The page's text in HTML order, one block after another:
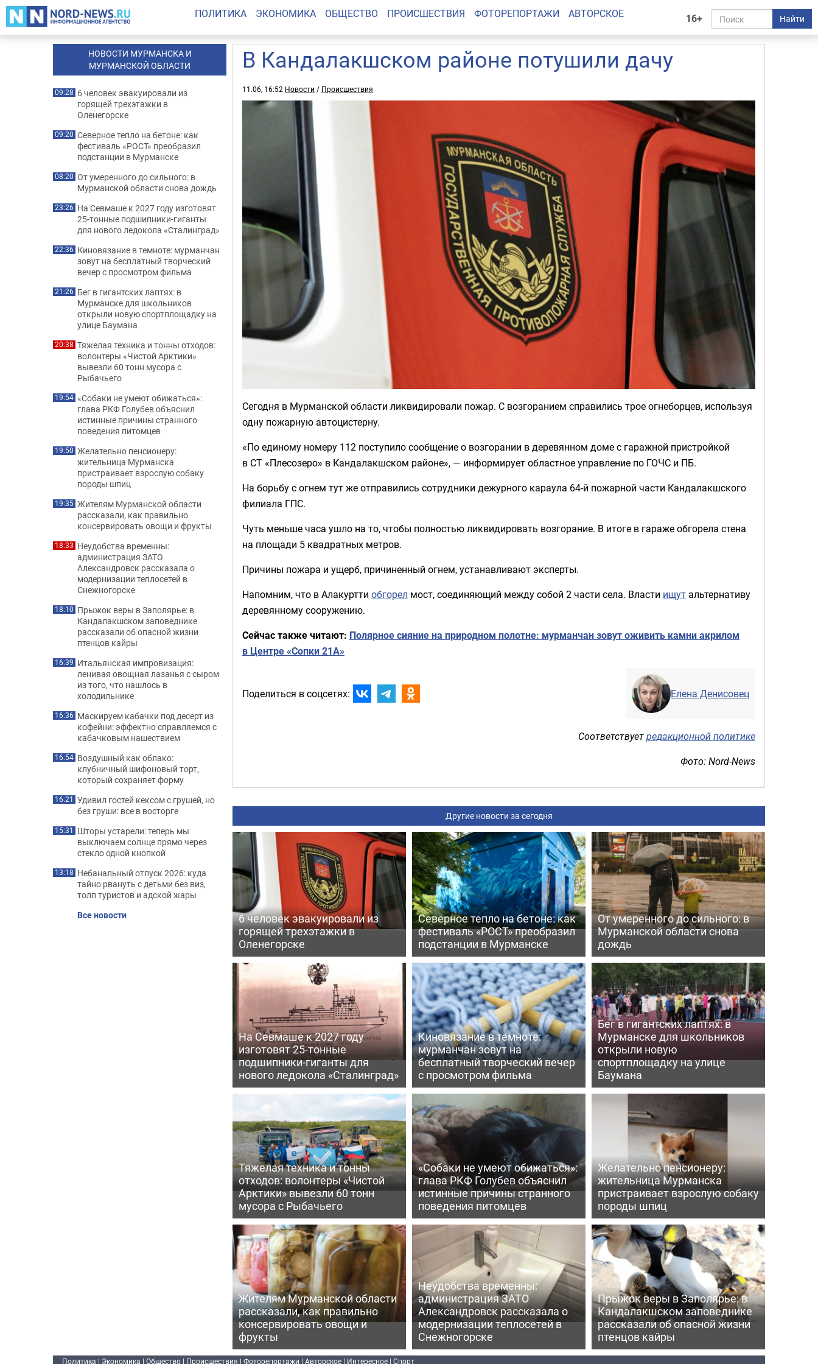
16+ Найти
ПОЛИТИКА ЭКОНОМИКА ОБЩЕСТВО ПРОИСШЕСТВИЯ ФОТОРЕПОРТАЖИ АВТОРСКОЕ
В Кандалакшском районе потушили дачу
11.06, 16:52 Новости / Происшествия
Сегодня в Мурманской области ликвидировали пожар. С возгоранием справились трое огнеборцев, используя
одну пожарную автоцистерну.
«По единому номеру 112 поступило сообщение о возгорании в деревянном доме с гаражной пристройкой
в СТ «Плесозеро» в Кандалакшском районе», — информирует областное управление по ГОЧС и ПБ.
На борьбу с огнем тут же отправились сотрудники дежурного караула 64-й пожарной части Кандалакшского
филиала ГПС.
Чуть меньше часа ушло на то, чтобы полностью ликвидировать возгорание. В итоге в гараже обгорела стена
на площади 5 квадратных метров.
Причины пожара и ущерб, причиненный огнем, устанавливают эксперты.
Напомним, что в Алакуртти обгорел мост, соединяющий между собой 2 части села. Власти ищут альтернативу
деревянному сооружению.
Сейчас также читают: Полярное сияние на природном полотне: мурманчан зовут оживить камни акрилом
в Центре «Сопки 21А»
Поделиться в соцсетях: Елена Денисовец
Соответствуетредакционной политике
Фото: Nord-News
Другие новости за сегодня
6 человек эвакуировали из
горящей трехэтажки в
Оленегорске
Северное тепло на бетоне: как
фестиваль «РОСТ» преобразил
подстанции в Мурманске
От умеренного до сильного: в
Мурманской области снова
дождь
На Севмаше к 2027 году
изготовят 25-тонные
подшипники-гиганты для
нового ледокола «Сталинград»
Киновязание в темноте:
мурманчан зовут на
бесплатный творческий вечер
с просмотром фильма
Бег в гигантских лаптях: в
Мурманске для школьников
открыли новую
спортплощадку на улице
Баумана
Тяжелая техника и тонны
отходов: волонтеры «Чистой
Арктики» вывезли 60 тонн
мусора с Рыбачьего
«Собаки не умеют обижаться»:
глава РКФ Голубев объяснил
истинные причины странного
поведения питомцев
Желательно пенсионеру:
жительница Мурманска
пристраивает взрослую собаку
породы шпиц
Жителям Мурманской области
рассказали, как правильно
консервировать овощи и
фрукты
Неудобства временны:
администрация ЗАТО
Александровск рассказала о
модернизации теплосетей в
Снежногорске
Прыжок веры в Заполярье: в
Кандалакшском заповеднике
рассказали об опасной жизни
птенцов кайры
НОВОСТИ МУРМАНСКА И
МУРМАНСКОЙ ОБЛАСТИ
09:28 6 человек эвакуировали из
горящей трехэтажки в
Оленегорске
09:20 Северное тепло на бетоне: как
фестиваль «РОСТ» преобразил
подстанции в Мурманске
08:20 От умеренного до сильного: в
Мурманской области снова дождь
23:26 На Севмаше к 2027 году изготовят
25-тонные подшипники-гиганты
для нового ледокола «Сталинград»
22:36 Киновязание в темноте: мурманчан
зовут на бесплатный творческий
вечер с просмотром фильма
21:26 Бег в гигантских лаптях: в
Мурманске для школьников
открыли новую спортплощадку на
улице Баумана
20:38 Тяжелая техника и тонны отходов:
волонтеры «Чистой Арктики»
вывезли 60 тонн мусора с
Рыбачьего
19:54 «Собаки не умеют обижаться»:
глава РКФ Голубев объяснил
истинные причины странного
поведения питомцев
19:50 Желательно пенсионеру:
жительница Мурманска
пристраивает взрослую собаку
породы шпиц
19:35 Жителям Мурманской области
рассказали, как правильно
консервировать овощи и фрукты
18:33 Неудобства временны:
администрация ЗАТО
Александровск рассказала о
модернизации теплосетей в
Снежногорске
18:10 Прыжок веры в Заполярье: в
Кандалакшском заповеднике
рассказали об опасной жизни
птенцов кайры
16:39 Итальянская импровизация:
ленивая овощная лазанья с сыром
из того, что нашлось в
холодильнике
16:36 Маскируем кабачки под десерт из
кофейни: эффектно справляемся с
кабачковым нашествием
16:54 Воздушный как облако:
клубничный шифоновый торт,
который сохраняет форму
16:21 Удивил гостей кексом с грушей, но
без груши: все в восторге
15:31 Шторы устарели: теперь мы
выключаем солнце прямо через
стекло одной кнопкой
13:18 Небанальный отпуск 2026: куда
тайно рвануть с детьми без виз,
толп туристов и адской жары
Все новости
Политика | Экономика | Общество | Происшествия | Фоторепортажи | Авторское | Интересное | Спорт